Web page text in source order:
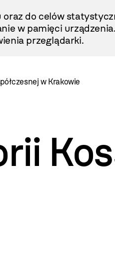
oraz do celów
w pamięci urządzenia.
przeglądarki.
w Krakowie